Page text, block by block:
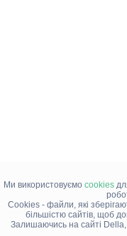
Ми використовуємо cookies
Cookies - файли, які
більшістю сайтів, щоб
Залишаючись на сайті